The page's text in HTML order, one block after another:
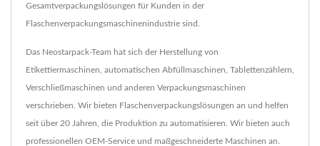
Gesamtverpackungslösungen für Kunden in der
Flaschenverpackungsmaschinenindustrie sind.
Das Neostarpack-Team hat sich der Herstellung von
Etikettiermaschinen, automatischen Abfüllmaschinen, Tablettenzählern,
Verschließmaschinen und anderen Verpackungsmaschinen
verschrieben. Wir bieten Flaschenverpackungslösungen an und helfen
seit über 20 Jahren, die Produktion zu automatisieren. Wir bieten auch
professionellen OEM-Service und maßgeschneiderte Maschinen an.